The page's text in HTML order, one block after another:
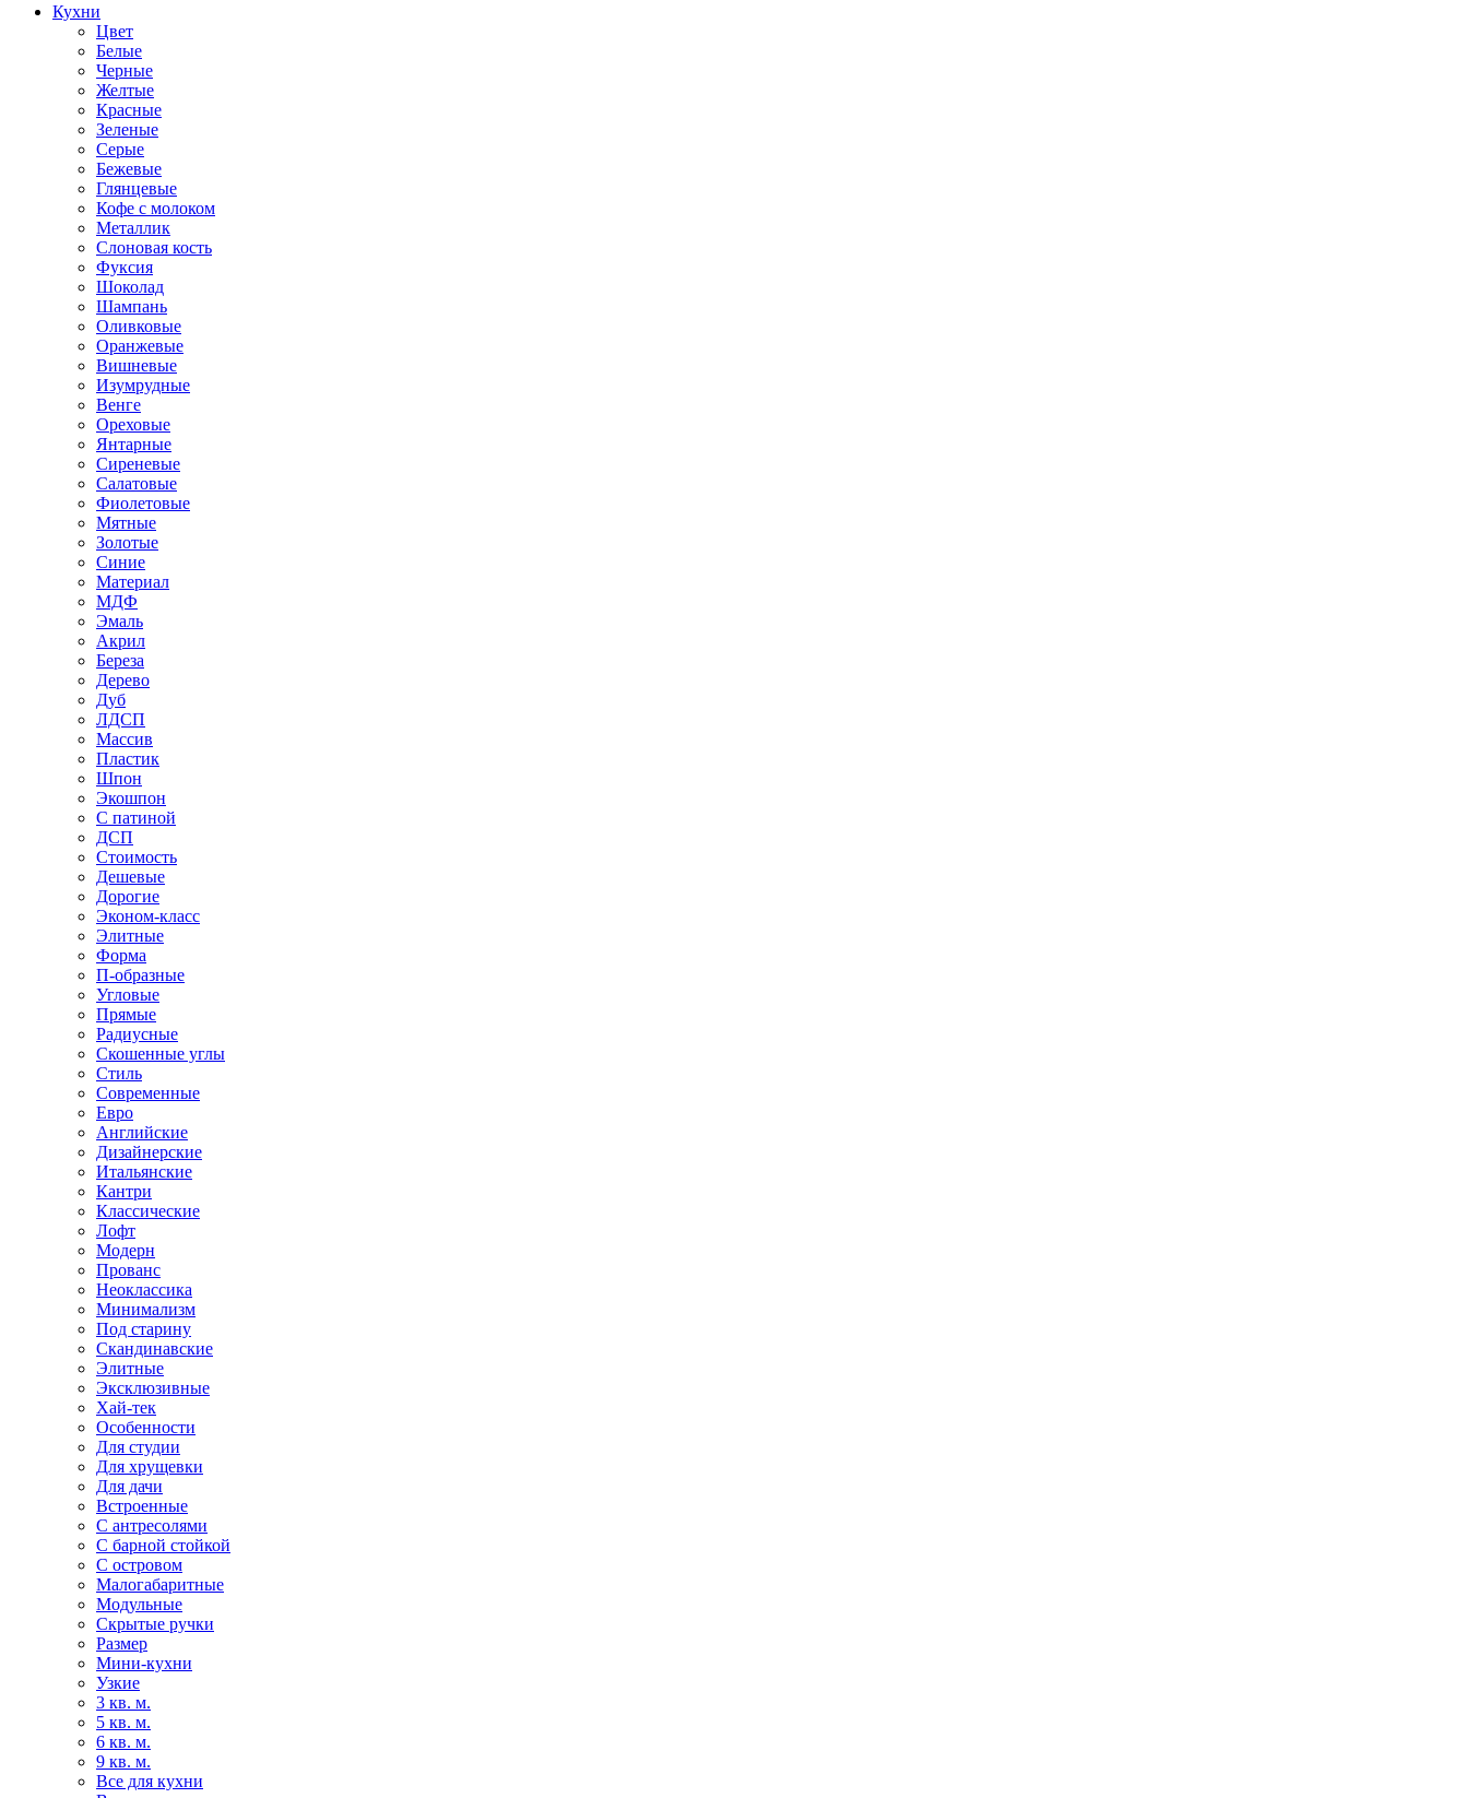
Кухни
Цвет
Белые
Черные
Желтые
Красные
Зеленые
Серые
Бежевые
Глянцевые
Кофе с молоком
Металлик
Слоновая кость
Фуксия
Шоколад
Шампань
Оливковые
Оранжевые
Вишневые
Изумрудные
Венге
Ореховые
Янтарные
Сиреневые
Салатовые
Фиолетовые
Мятные
Золотые
Синие
Материал
МДФ
Эмаль
Акрил
Береза
Дерево
Дуб
ЛДСП
Массив
Пластик
Шпон
Экошпон
С патиной
ДСП
Стоимость
Дешевые
Дорогие
Эконом-класс
Элитные
Форма
П-образные
Угловые
Прямые
Радиусные
Скошенные углы
Стиль
Современные
Евро
Английские
Дизайнерские
Итальянские
Кантри
Классические
Лофт
Модерн
Прованс
Неоклассика
Минимализм
Под старину
Скандинавские
Элитные
Эксклюзивные
Хай-тек
Особенности
Для студии
Для хрущевки
Для дачи
Встроенные
С антресолями
С барной стойкой
С островом
Малогабаритные
Модульные
Скрытые ручки
Размер
Мини-кухни
Узкие
3 кв. м.
5 кв. м.
6 кв. м.
9 кв. м.
Все для кухни